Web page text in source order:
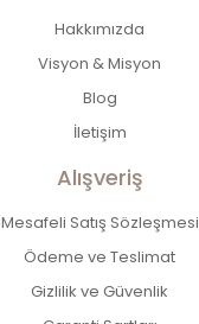
Hakkımızda
Visyon & Misyon
Blog
İletişim
Alışveriş
Mesafeli Satış Sözleşmesi
Ödeme ve Teslimat
Gizlilik ve Güvenlik